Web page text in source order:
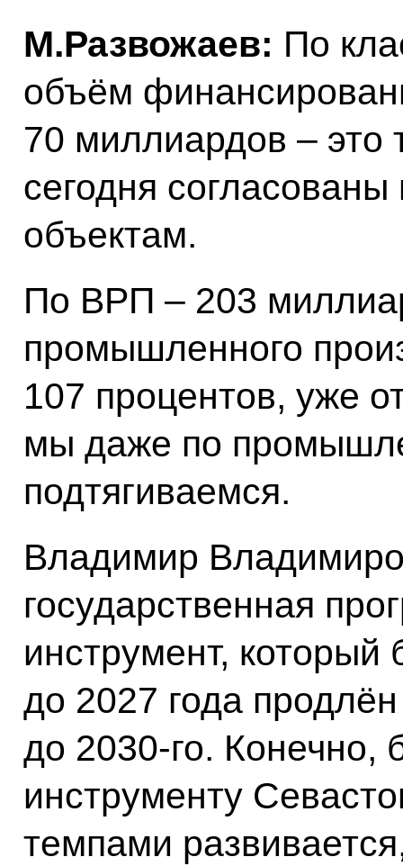
М.Развожаев: По
объём
70 миллиардов – это
сегодня
объектам.
По ВРП – 203
промышленного
107 процентов, уже
мы даже по
подтягиваемся.
Владимир
государственная
инструмент, который
до 2027 года
до 2030-го. Конечно,
инструменту
темпами